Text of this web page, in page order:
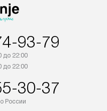
93-79
до 22:00
до 22:00
30-37
России